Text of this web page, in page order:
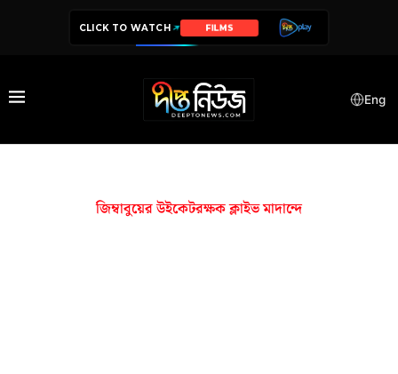
CLICK TO WATCH FILMS
Eng
জিম্বাবুয়ের উইকেটরক্ষক ক্লাইভ মাদান্দে